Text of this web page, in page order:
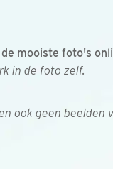
mooiste foto's
in de foto zelf.
ook geen beelden